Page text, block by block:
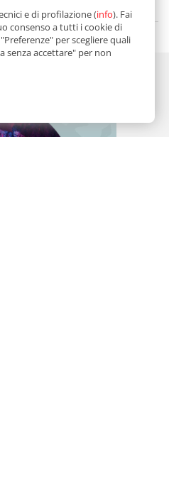
Redazionee di profilazione (info). Fai
consenso a tutti i cookie di
per scegliere quali
senza accettare" per non